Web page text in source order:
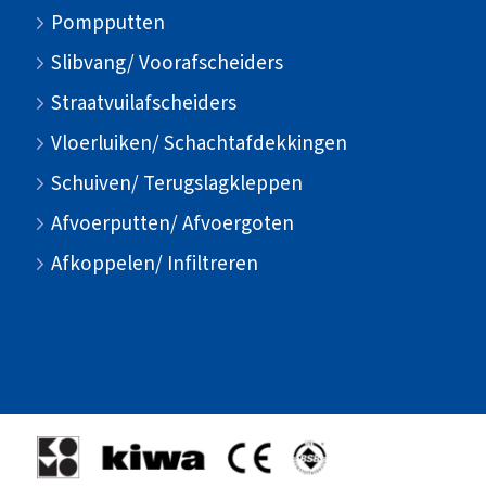
Pompputten
Slibvang/ Voorafscheiders
Straatvuilafscheiders
Vloerluiken/ Schachtafdekkingen
Schuiven/ Terugslagkleppen
Afvoerputten/ Afvoergoten
Afkoppelen/ Infiltreren